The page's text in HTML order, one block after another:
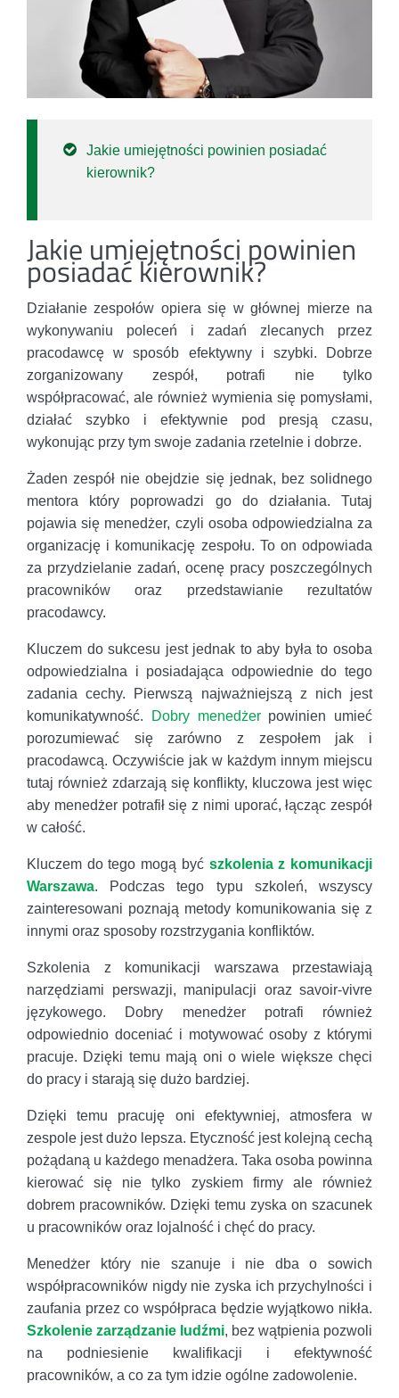
Jakie umiejętności powinien posiadać
kierownik?
Jakie umiejętności powinien
posiadać kierownik?
Działanie zespołów opiera się w głównej mierze na
wykonywaniu poleceń i zadań zlecanych przez
pracodawcę w sposób efektywny i szybki. Dobrze
zorganizowany zespół, potrafi nie tylko
współpracować, ale również wymienia się pomysłami,
działać szybko i efektywnie pod presją czasu,
wykonując przy tym swoje zadania rzetelnie i dobrze.
Żaden zespół nie obejdzie się jednak, bez solidnego
mentora który poprowadzi go do działania. Tutaj
pojawia się menedżer, czyli osoba odpowiedzialna za
organizację i komunikację zespołu. To on odpowiada
za przydzielanie zadań, ocenę pracy poszczególnych
pracowników oraz przedstawianie rezultatów
pracodawcy.
Kluczem do sukcesu jest jednak to aby była to osoba
odpowiedzialna i posiadająca odpowiednie do tego
zadania cechy. Pierwszą najważniejszą z nich jest
komunikatywność.
Dobry menedżerpowinien umieć
porozumiewać się zarówno z zespołem jak i
pracodawcą. Oczywiście jak w każdym innym miejscu
tutaj również zdarzają się konflikty, kluczowa jest więc
aby menedżer potrafił się z nimi uporać, łącząc zespół
w całość.
Kluczem do tego mogą być szkolenia z komunikacji
Warszawa. Podczas tego typu szkoleń, wszyscy
zainteresowani poznają metody komunikowania się z
innymi oraz sposoby rozstrzygania konfliktów.
Szkolenia z komunikacji warszawa przestawiają
narzędziami perswazji, manipulacji oraz savoir-vivre
językowego. Dobry menedżer potrafi również
odpowiednio doceniać i motywować osoby z którymi
pracuje. Dzięki temu mają oni o wiele większe chęci
do pracy i starają się dużo bardziej.
Dzięki temu pracuję oni efektywniej, atmosfera w
zespole jest dużo lepsza. Etyczność jest kolejną cechą
pożądaną u każdego menadżera. Taka osoba powinna
kierować się nie tylko zyskiem firmy ale również
dobrem pracowników. Dzięki temu zyska on szacunek
u pracowników oraz lojalność i chęć do pracy.
Menedżer który nie szanuje i nie dba o sowich
współpracowników nigdy nie zyska ich przychylności i
zaufania przez co współpraca będzie wyjątkowo nikła.
Szkolenie zarządzanie ludźmi, bez wątpienia pozwoli
na podniesienie kwalifikacji i efektywność
pracowników, a co za tym idzie ogólne zadowolenie.